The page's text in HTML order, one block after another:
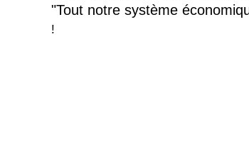
"Tout notre système
!